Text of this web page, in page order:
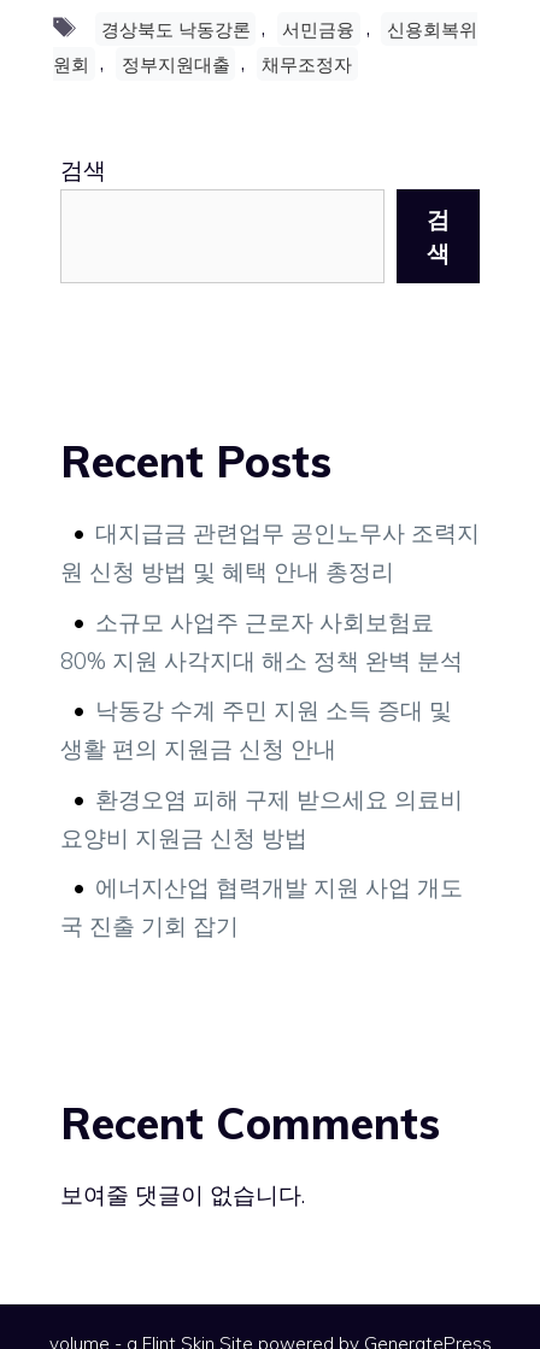
Tags
경상북도 낙동강론 , 서민금융 ,
신용회복위
원회 , 정부지원대출 , 채무조정자
검색
검
색
Recent Posts
대지급금 관련업무 공인노무사 조력지
원 신청 방법 및 혜택 안내 총정리
소규모 사업주 근로자 사회보험료
80% 지원 사각지대 해소 정책 완벽 분석
낙동강 수계 주민 지원 소득 증대 및
생활 편의 지원금 신청 안내
환경오염 피해 구제 받으세요 의료비
요양비 지원금 신청 방법
에너지산업 협력개발 지원 사업 개도
국 진출 기회 잡기
Recent Comments
보여줄 댓글이 없습니다.
volume - a Flint Skin Site powered by GeneratePress